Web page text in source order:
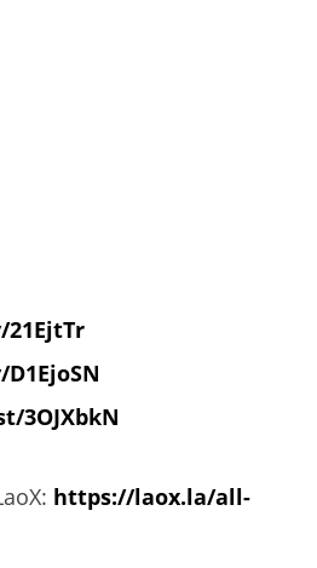
3OJXbkN
https://laox.la/all-